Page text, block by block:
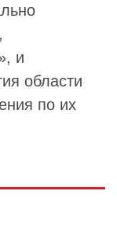
и
области
по их